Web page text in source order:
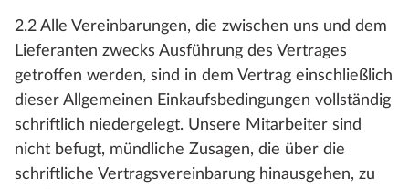
2.2 Alle Vereinbarungen, die zwischen uns und dem
Lieferanten zwecks Ausführung des Vertrages
getroffen werden, sind in dem Vertrag einschließlich
dieser Allgemeinen Einkaufsbedingungen vollständig
schriftlich niedergelegt. Unsere Mitarbeiter sind
nicht befugt, mündliche Zusagen, die über die
schriftliche Vertragsvereinbarung hinausgehen, zu